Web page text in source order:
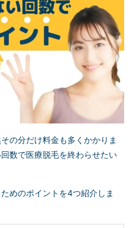
の分だけ料金も多くかかりま
数で医療脱毛を終わらせたい
めのポイントを4つ紹介しま